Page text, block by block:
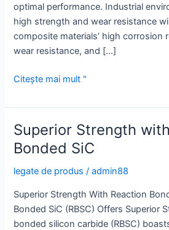
optimal performance. Industrial
high strength and wear resistance
composite materials’ high corrosion
wear resistance, and […]
Optimize
Transfer
with
a
High
Quality
Carbide
Tube
Citește mai mult "
Superior Strength
Bonded SiC
legate de produs /admin88
Superior Strength With Reaction
Bonded SiC (RBSC) Offers Superior
bonded silicon carbide (RBSC)